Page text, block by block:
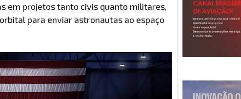
em projetos tanto civis quanto militares,
para enviar astronautas ao espaço